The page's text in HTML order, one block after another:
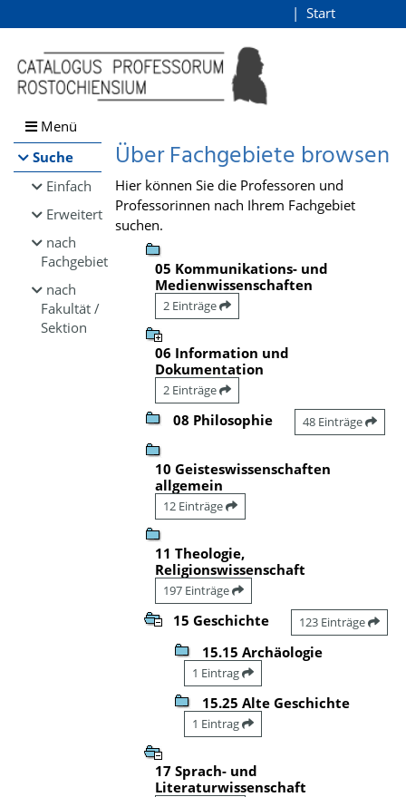
Browsen
direkt zum Inhalt
Start
Menü
Suche
Einfach
Erweitert
nach
Fachgebiet
nach
Fakultät /
Sektion
Über Fachgebiete browsen
Hier können Sie die Professoren und
Professorinnen nach Ihrem Fachgebiet
suchen.
05 Kommunikations- und
Medienwissenschaften
2 Einträge
06 Information und
Dokumentation
2 Einträge
08 Philosophie 48 Einträge
10 Geisteswissenschaften
allgemein
12 Einträge
11 Theologie,
Religionswissenschaft
197 Einträge
15 Geschichte 123 Einträge
15.15 Archäologie
1 Eintrag
15.25 Alte Geschichte
1 Eintrag
17 Sprach- und
Literaturwissenschaft